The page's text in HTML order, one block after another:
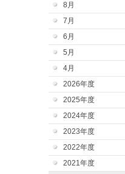
8月
7月
6月
5月
4月
2026年度
2025年度
2024年度
2023年度
2022年度
2021年度